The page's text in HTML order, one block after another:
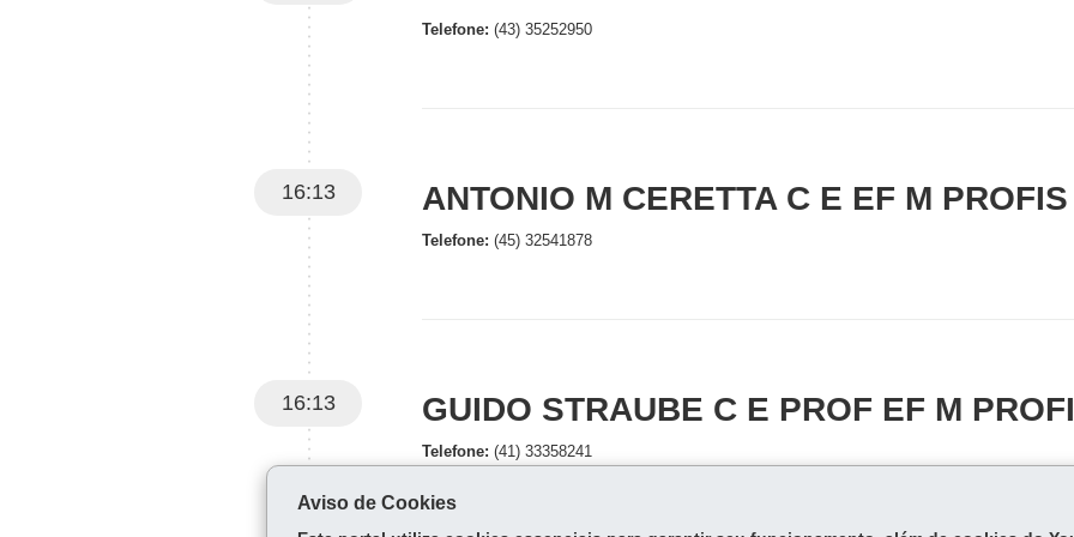
Telefone: (43) 35252950
16:13 ANTONIO M CERETTA C E EF M PROFIS
Telefone: (45) 32541878
16:13 GUIDO STRAUBE C E PROF EF M
Telefone: (41) 33358241
Aviso de Cookies